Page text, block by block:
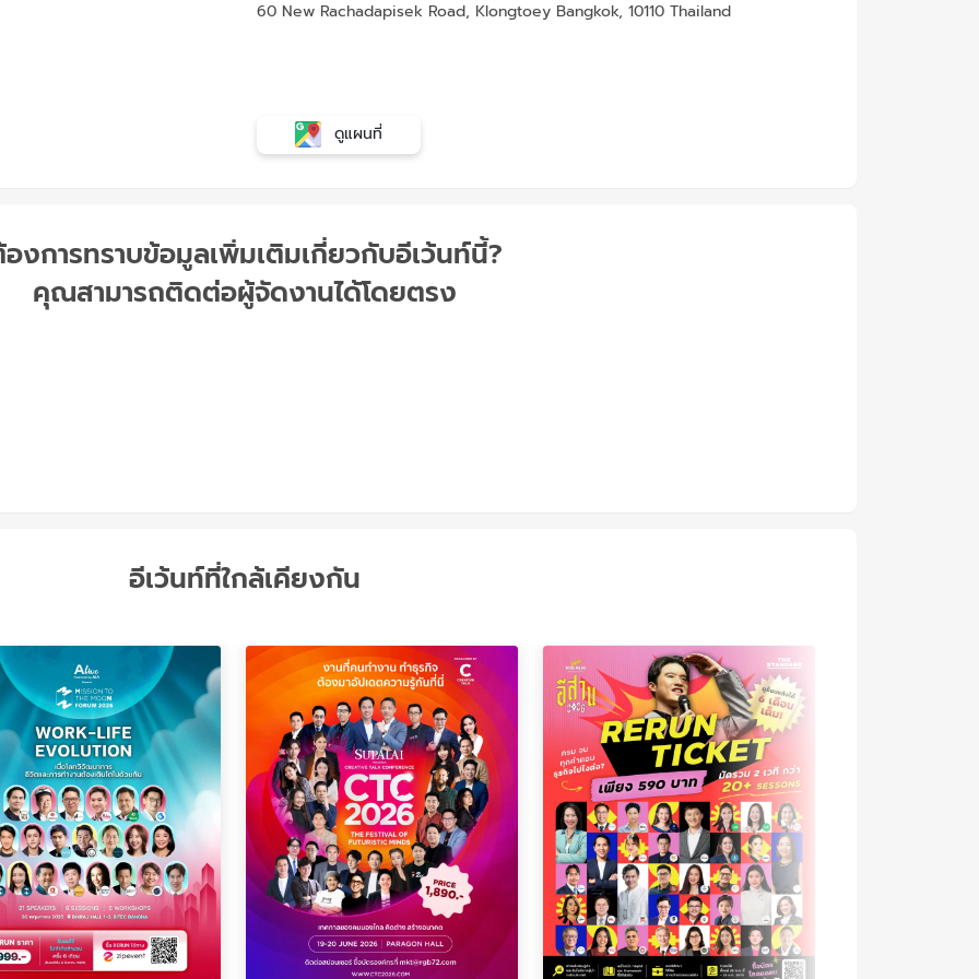
60 New Rachadapisek Road, Klongtoey Bangkok, 10110 Thailand
ดูแผนที่
งการทราบข้อมูลเพิ่มเติมเกี่ยวกับอีเว้นท์นี้?
คุณสามารถติดต่อผู้จัดงานได้โดยตรง
อีเว้นท์ที่ใกล้เคียงกัน